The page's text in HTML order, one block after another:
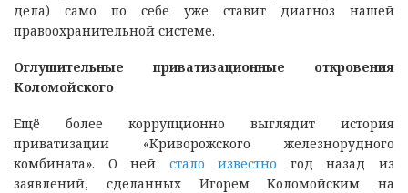
дела) само по себе уже ставит диагноз нашей
правоохранительной системе.
Оглушительные приватизационные откровения
Коломойского
Ещё более коррупционно выглядит история
приватизации «Криворожского железнорудного
комбината». О ней стало известно год назад из
заявлений, сделанных Игорем Коломойским на